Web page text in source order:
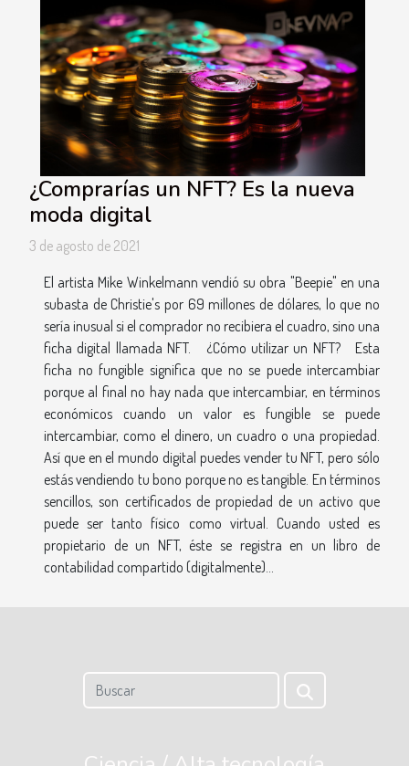
¿Comprarías un NFT? Es la nueva
moda digital
3 de agosto de 2021
El artista Mike Winkelmann vendió su obra "Beepie" en una
subasta de Christie's por 69 millones de dólares, lo que no
sería inusual si el comprador no recibiera el cuadro, sino una
ficha digital llamada NFT. ¿Cómo utilizar un NFT? Esta
ficha no fungible significa que no se puede intercambiar
porque al final no hay nada que intercambiar, en términos
económicos cuando un valor es fungible se puede
intercambiar, como el dinero, un cuadro o una propiedad.
Así que en el mundo digital puedes vender tu NFT, pero sólo
estás vendiendo tu bono porque no es tangible. En términos
sencillos, son certificados de propiedad de un activo que
puede ser tanto físico como virtual. Cuando usted es
propietario de un NFT, éste se registra en un libro de
contabilidad compartido (digitalmente)...